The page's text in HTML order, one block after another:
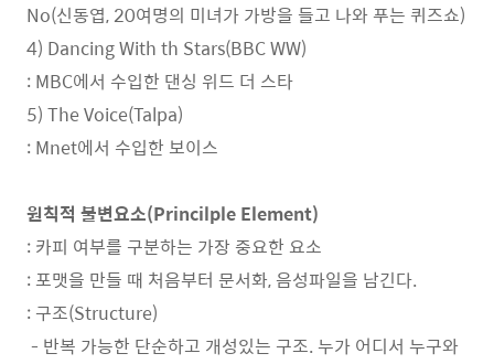
No(신동엽, 20여명의 미녀가 가방을 들고 나와 푸는 퀴즈쇼)
4) Dancing With th Stars(BBC WW)
: MBC에서 수입한 댄싱 위드 더 스타
5) The Voice(Talpa)
: Mnet에서 수입한 보이스
원칙적 불변요소(Princilple Element)
: 카피 여부를 구분하는 가장 중요한 요소
: 포맷을 만들 때 처음부터 문서화, 음성파일을 남긴다.
: 구조(Structure)
- 반복 가능한 단순하고 개성있는 구조. 누가 어디서 누구와